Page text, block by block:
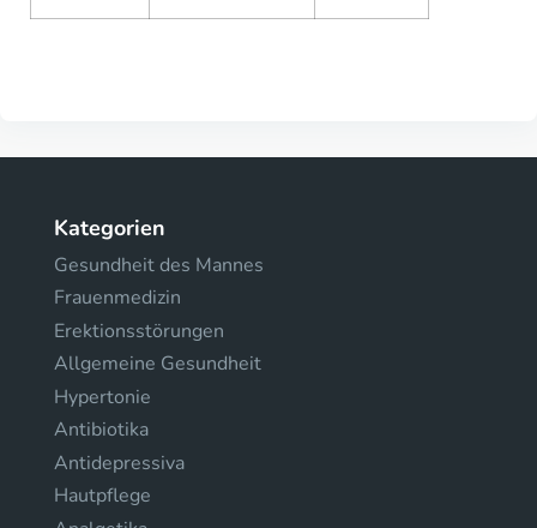
Kategorien
Gesundheit des Mannes
Frauenmedizin
Erektionsstörungen
Allgemeine Gesundheit
Hypertonie
Antibiotika
Antidepressiva
Hautpflege